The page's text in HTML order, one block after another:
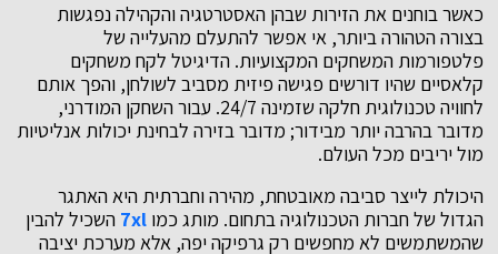
כאשר בוחנים את הזירות שבהן האסטרטגיה והקהילה נפגשות
בצורה הטהורה ביותר, אי אפשר להתעלם מהעלייה של
פלטפורמות המשחקים המקצועיות. הדיגיטל לקח משחקים
קלאסיים שהיו דורשים פגישה פיזית מסביב לשולחן, והפך אותם
לחוויה טכנולוגית חלקה שזמינה 24/7. עבור השחקן המודרני,
מדובר בהרבה יותר מבידור; מדובר בזירה לבחינת יכולות אנליטיות
מול יריבים מכל העולם.
היכולת לייצר סביבה מאובטחת, מהירה וחברתית היא האתגר
הגדול של חברות הטכנולוגיה בתחום. מותג כמו 7xl השכיל להבין
שהמשתמשים לא מחפשים רק גרפיקה יפה, אלא מערכת יציבה